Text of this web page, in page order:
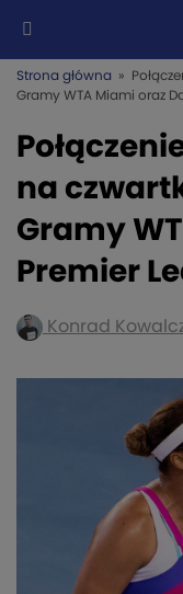
Strona główna »
Gramy WTA Miami oraz
na
Gramy
Premier
Konrad